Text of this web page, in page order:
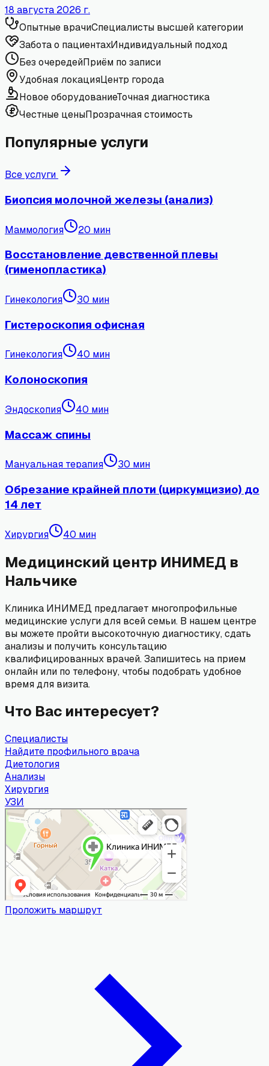
18 августа 2026 г.
Опытные врачиСпециалисты высшей категории
Забота о пациентахИндивидуальный подход
Без очередейПриём по записи
Удобная локацияЦентр города
Новое оборудованиеТочная диагностика
Честные ценыПрозрачная стоимость
Популярные услуги
Все услуги
Биопсия молочной железы (анализ)
Маммология 20 мин
Восстановление девственной плевы
(гименопластика)
Гинекология 30 мин
Гистероскопия офисная
Гинекология 40 мин
Колоноскопия
Эндоскопия 40 мин
Массаж спины
Мануальная терапия 30 мин
Обрезание крайней плоти (циркумцизио) до
14 лет
Хирургия 40 мин
Медицинский центр ИНИМЕД в
Нальчике
Клиника ИНИМЕД предлагает многопрофильные
медицинские услуги для всей семьи. В нашем центре
вы можете пройти высокоточную диагностику, сдать
анализы и получить консультацию
квалифицированных врачей. Запишитесь на прием
онлайн или по телефону, чтобы подобрать удобное
время для визита.
Что Вас интересует?
Специалисты
Найдите профильного врача
Диетология
Анализы
Хирургия
УЗИ
Проложить маршрут